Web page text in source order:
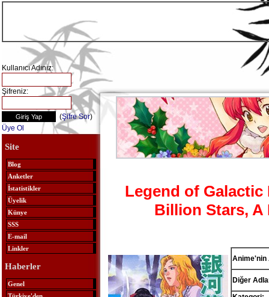
Kullanıcı Adınız:
Şifreniz:
(Şifre Sor)
Üye Ol
Site
Blog
Anketler
İstatistikler
Üyelik
Künye
SSS
E-mail
Linkler
Haberler
Genel
Legend of Galactic
Billion Stars,
Anime'nin
Diğer